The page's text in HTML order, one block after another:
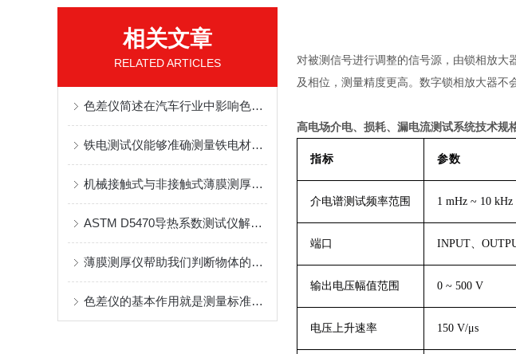
相关文章
RELATED ARTICLES
色差仪简述在汽车行业中影响色差的主要因素和对策
铁电测试仪能够准确测量铁电材料的各项性能指标
机械接触式与非接触式薄膜测厚仪有什么样的区别
ASTM D5470导热系数测试仪解锁材料热传导性能的“精密标尺”
薄膜测厚仪帮助我们判断物体的质量是否合格
色差仪的基本作用就是测量标准样品和被测样品之间的色差
对被测信号进行调整的信号源，由锁相放
及相位，测量精度更高。数字锁相放大器不
高电场介电、损耗、漏电流测试系统技术规
指标 参数
介电谱测试频率范围 1 mHz ~ 10 kHz
端口 INPUT、
输出电压幅值范围 0 ~ 500 V
电压上升速率 150 V/μs